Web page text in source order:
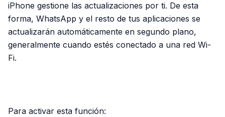
iPhone gestione las actualizaciones por ti. De esta
forma, WhatsApp y el resto de tus aplicaciones se
actualizarán automáticamente en segundo plano,
generalmente cuando estés conectado a una red Wi-
Fi.
Para activar esta función: